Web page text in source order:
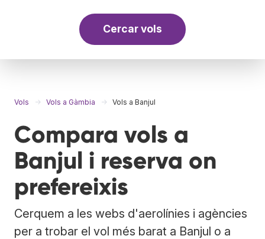
Cercar vols
Vols Vols a Gàmbia Vols a Banjul
Compara vols a
Banjul i reserva on
prefereixis
Cerquem a les webs d'aerolínies i agències
per a trobar el vol més barat a Banjul o a